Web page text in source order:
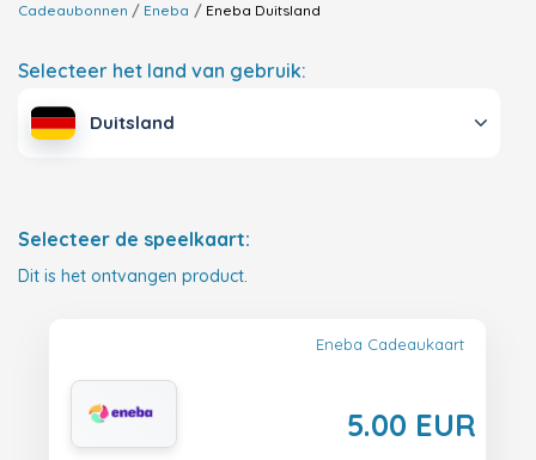
Cadeaubonnen Eneba Eneba Duitsland
Selecteer het land van gebruik:
Duitsland
Selecteer de speelkaart:
Dit is het ontvangen product.
Eneba Cadeaukaart
5.00 EUR